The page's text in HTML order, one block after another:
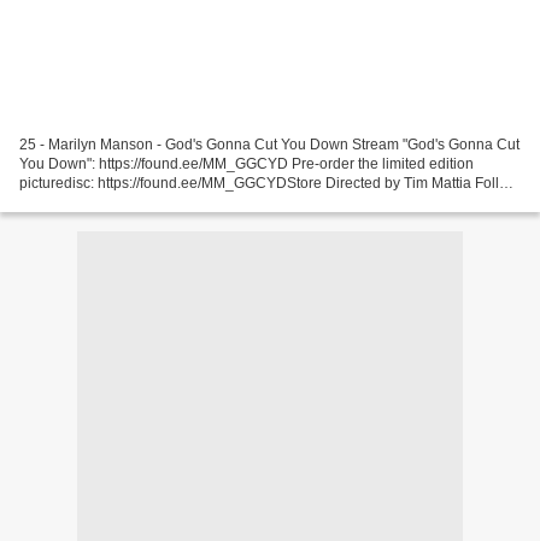
25 - Marilyn Manson - God's Gonna Cut You Down Stream "God's Gonna Cut
You Down": https://found.ee/MM_GGCYD Pre-order the limited edition
picturedisc: https://found.ee/MM_GGCYDStore Directed by Tim Mattia Follow